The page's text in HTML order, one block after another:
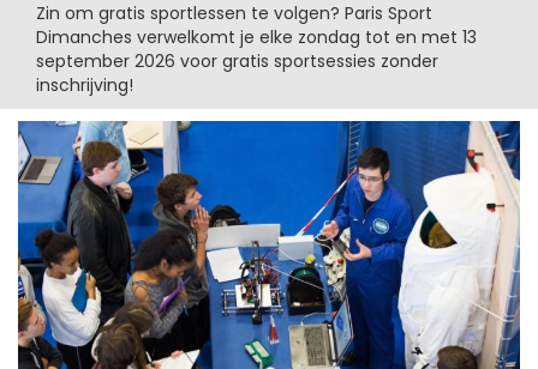
Zin om gratis sportlessen te volgen? Paris Sport
Dimanches verwelkomt je elke zondag tot en met 13
september 2026 voor gratis sportsessies zonder
inschrijving!